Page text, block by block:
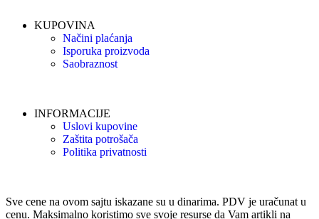
KUPOVINA
Načini plaćanja
Isporuka proizvoda
Saobraznost
INFORMACIJE
Uslovi kupovine
Zaštita potrošača
Politika privatnosti
Sve cene na ovom sajtu iskazane su u dinarima. PDV je uračunat u
cenu. Maksimalno koristimo sve svoje resurse da Vam artikli na